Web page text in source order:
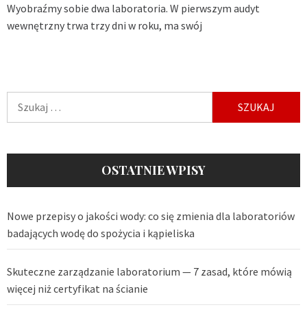
Wyobraźmy sobie dwa laboratoria. W pierwszym audyt
wewnętrzny trwa trzy dni w roku, ma swój
OSTATNIE WPISY
Nowe przepisy o jakości wody: co się zmienia dla laboratoriów
badających wodę do spożycia i kąpieliska
Skuteczne zarządzanie laboratorium — 7 zasad, które mówią
więcej niż certyfikat na ścianie